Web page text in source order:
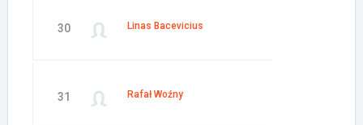
30 Linas Bacevicius
31 Rafał Woźny